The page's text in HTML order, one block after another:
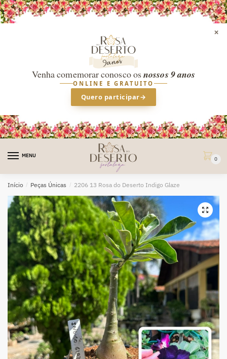
×
Venha comemorar conosco osnossos 9 anos
ONLINE E GRATUITO
Quero participar→
MENU
0
Início / Peças Únicas / 2206 13 Rosa do Deserto Indigo Glaze
🔍